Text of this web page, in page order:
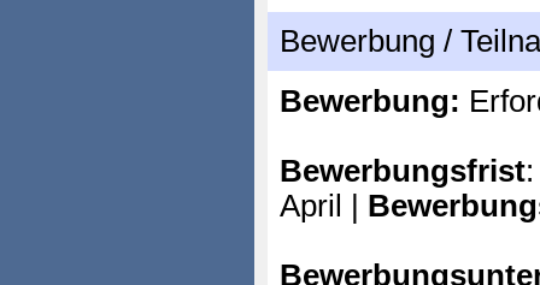
Bewerbung /
Bewerbung:
Bewerbungsfrist
April |